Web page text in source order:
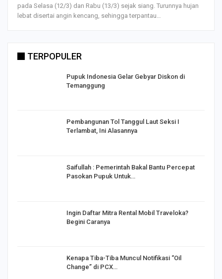
pada Selasa (12/3) dan Rabu (13/3) sejak siang. Turunnya hujan
lebat disertai angin kencang, sehingga terpantau…
TERPOPULER
Pupuk Indonesia Gelar Gebyar Diskon di
Temanggung
Pembangunan Tol Tanggul Laut Seksi I
Terlambat, Ini Alasannya
Saifullah : Pemerintah Bakal Bantu Percepat
Pasokan Pupuk Untuk…
Ingin Daftar Mitra Rental Mobil Traveloka?
Begini Caranya
Kenapa Tiba-Tiba Muncul Notifikasi “Oil
Change” di PCX…